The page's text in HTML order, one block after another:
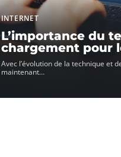
INTERNET
L’importance du
chargement pour
Avec l’évolution de la technique et
maintenant…